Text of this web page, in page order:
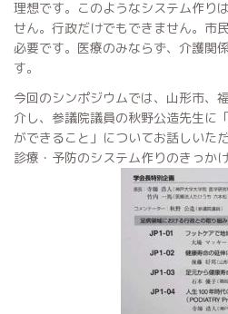
理想です。このようなシステム作り
せん。行政だけでもできません。市
必要です。医療のみならず、介護関
す。
今回のシンポジウムでは、山形市、
介し、参議院議員の秋野公造先生に
ができること」についてお話しいた
診療・予防のシステム作りのきっか